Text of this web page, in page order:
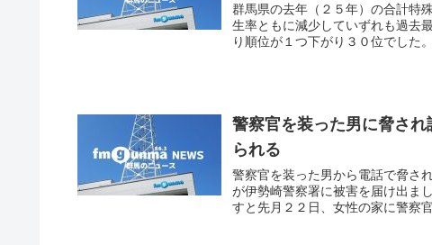
群馬県の去年（２５年）の合計特
生率ともに減少していずれも過去
り順位が１つ下がり３０位でした
警察官を装った男に脅さ
られる
警察官を装った男から電話で脅さ
が伊勢崎警察署に被害を届け出ま
すと先月２２日、女性の家に警察